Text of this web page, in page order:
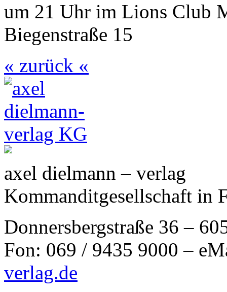
um 21 Uhr im Lions Club
Biegenstraße 15
« zurück «
axel dielmann – verlag
Kommanditgesellschaft in
Donnersbergstraße 36 –
Fon: 069 / 9435 9000 –
verlag.de